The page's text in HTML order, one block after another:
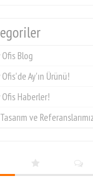
Blog
Ay'ın Ürünü!
Haberler!
ve